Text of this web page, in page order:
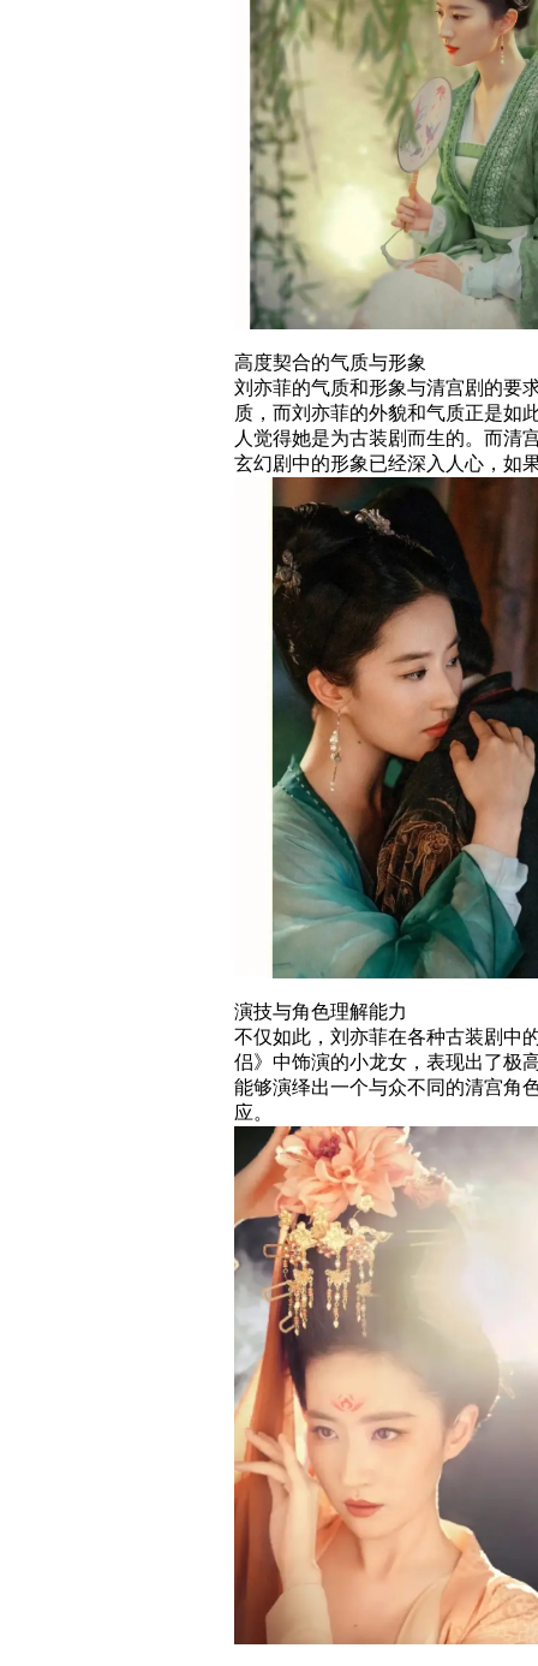
高度契合的气质与形象
刘亦菲的气质和形象与清宫剧的要
质，而刘亦菲的外貌和气质正是如
人觉得她是为古装剧而生的。而清
玄幻剧中的形象已经深入人心，如
演技与角色理解能力
不仅如此，刘亦菲在各种古装剧中
侣》中饰演的小龙女，表现出了极
能够演绎出一个与众不同的清宫角
应。